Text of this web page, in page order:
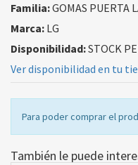
Familia:GOMAS PUERTA
Marca: LG
Disponibilidad:STOCK
Ver disponibilidad en tu
Para poder comprar el
También le puede